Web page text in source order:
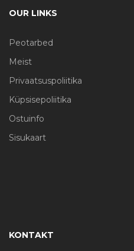
OUR LINKS
Peotarbed
Meist
Privaatsuspoliitika
Küpsisepoliitika
Ostuinfo
Sisukaart
KONTAKT